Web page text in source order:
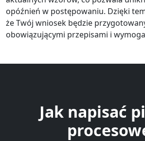
opóźnień w postępowaniu. Dzięki
że Twój wniosek będzie
obowiązującymi przepisami i
Jak napisać